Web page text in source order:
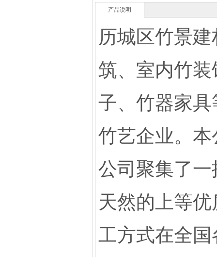
产品说明
历城区竹景
筑、室内竹
子、竹器家
竹艺企业。
公司聚集了
天然的上等
工方式在全